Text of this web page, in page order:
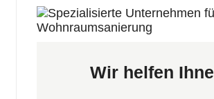
Wir helfen